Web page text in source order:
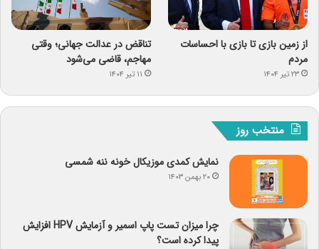
از زمین بازی تا بازی با احساسات
مردم
۲۳ تیر ۱۴۰۴
تناقض در عدالت جهانی؛ وقتی
مهاجم، قاضی می‌شود
۱۱ تیر ۱۴۰۴
منتخب روز
نمایش کمدی موزیکال خونه ننه شمسی
۲۰ بهمن ۱۴۰۳
چرا میزان تست پاپ اسمیر و آزمایش HPV افزایش
پیدا کرده است؟